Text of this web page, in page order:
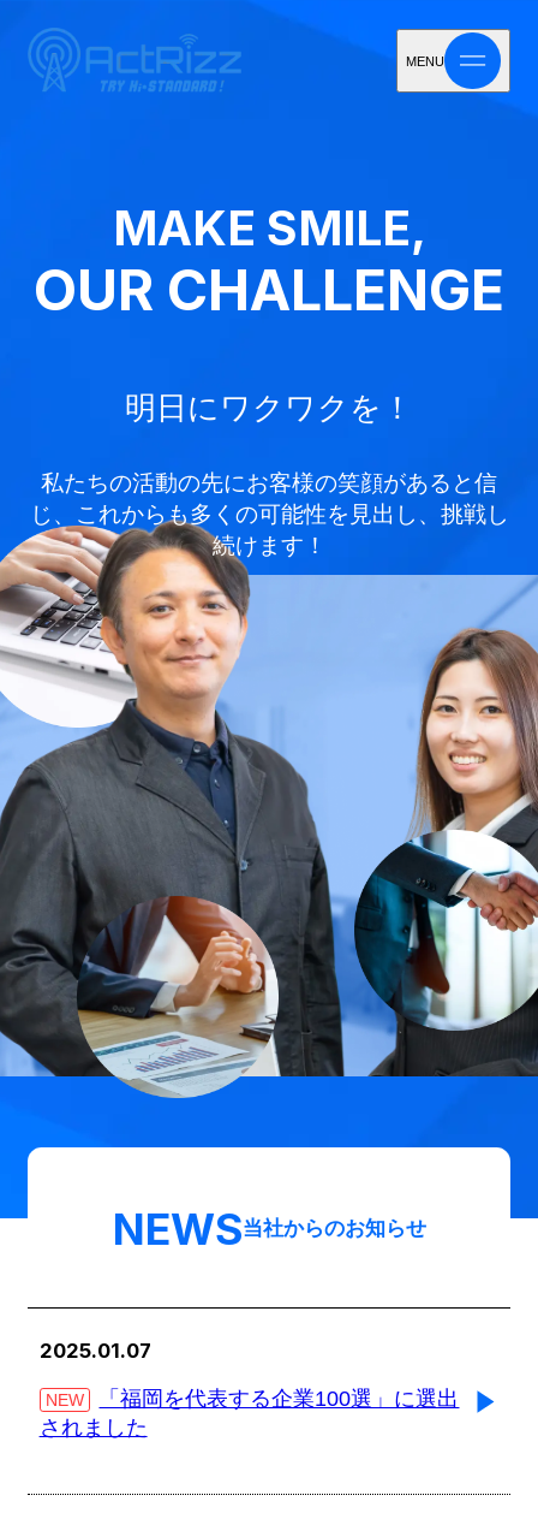
MENU
MAKE SMILE,
OUR CHALLENGE
明日にワクワクを！
私たちの活動の先にお客様の笑顔があると信
じ、
これからも多くの可能性を見出し、挑戦し
続けます！
NEWS当社からのお知らせ
2025.01.07
NEW
「福岡を代表する企業100選」に選出
されました